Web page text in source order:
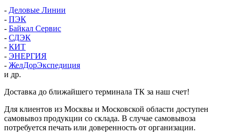
- Деловые Линии
- ПЭК
- Байкал Сервис
- СДЭК
- КИТ
- ЭНЕРГИЯ
- ЖелДорЭкспедиция
и др.
Доставка до ближайшего терминала ТК за наш счет!
Для клиентов из Москвы и Московской области доступен
самовывоз продукции со склада. В случае самовывоза
потребуется печать или доверенность от организации.